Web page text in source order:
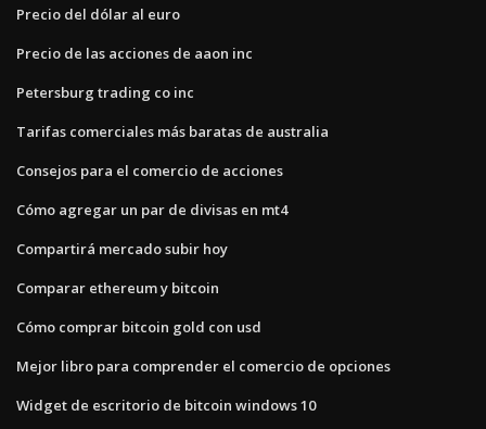
Precio del dólar al euro
Precio de las acciones de aaon inc
Petersburg trading co inc
Tarifas comerciales más baratas de australia
Consejos para el comercio de acciones
Cómo agregar un par de divisas en mt4
Compartirá mercado subir hoy
Comparar ethereum y bitcoin
Cómo comprar bitcoin gold con usd
Mejor libro para comprender el comercio de opciones
Widget de escritorio de bitcoin windows 10